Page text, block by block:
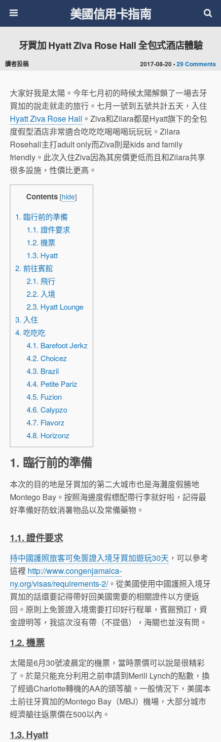
美國信用卡指南
2017-08-20 •29 Comments
牙買加 Hyatt Ziva Rose Hall 全包式酒店體驗
讀者投稿
大家好我是太陽。今年七月初的時候太陽解鎖了一場去牙
買加的說走就走的旅行。七月一號到五號共計五天，入住
Hyatt Ziva Rose Hall 。Ziva和Zilara都是Hyatt旗下的全包
度假型酒店非常適合吃吃吃喝喝喝玩玩玩。Zilara
Rosehall主打adult only而Ziva則是kids and family
friendly。此次入住Ziva因為其房價更低而且和Zilara共享
很多設施，性價比更高。
Contents [hide]
1. 臨行前的準備
1.1. 證件要求
1.2. 機票
1.3. Hyatt
2. 前往賓館
2.1. 飛行
2.2. 入境
2.3. Hyatt Lounge
3. 入住
4. 吃吃吃
4.1. Barefoot Jerkz
4.2. Choicez
4.3. Brazil
4.4. Petite Pariz
4.5. Fuzion
4.6. Calypzo
4.7. Flavorz
4.8. Horizonz
1. 臨行前的準備
本次的目的地是牙買加的第二大城市也是海灘度假勝地
Montego Bay。按照海邊度假標配帶行李就好啦，記得最
好準備好防蚊消暑物品以及常備藥物。
1.1. 證件要求
持中國護照旅客可免簽證入境牙買加遊玩30天 ，可以參考
這裡 http://www.congenjamaica-
ny.org/visas/requirements-2/。從美國使用中國護照入境牙
買加的話還要記得帶好回美國需要的相關證件以方便返
回。原則上免簽證入境需要打印好行程單，賓館預訂，資
金證明等，我這次沒有帶（不提倡），海關也並沒有問。
1.2. 機票
太陽是6月30號凌晨定的機票，當時票價可以說是很精彩
了。於是只能充分利用之前申請到Merill Lynch的點數，換
了經過Charlotte轉機的AA的頭等艙。一般情況下，美國本
土前往牙買加的Montego Bay（MBJ）機場，大部分城市
經濟艙往返票價在500以內。
1.3. Hyatt